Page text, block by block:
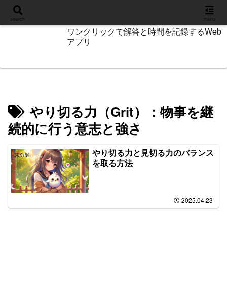
ワンクリックで解答と時間を記録するWeb
アプリ
やり切る力（Grit）：物事を継
続的に行う意志と強さ
未分類
やり切る力と見切る力のバランス
を取る方法
2025.04.23
search menu